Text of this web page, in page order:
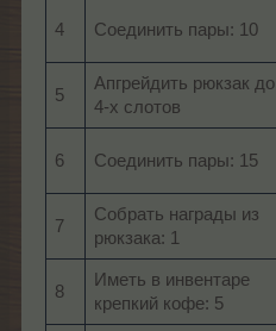
4 Соединить пары: 10
5
Апгрейдить рюкзак до
4-х слотов
6 Соединить пары: 15
7
Собрать награды из
рюкзака: 1
8
Иметь в инвентаре
крепкий кофе: 5